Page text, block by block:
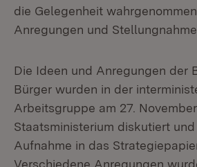
die Gelegenheit
Anregungen und
Die Ideen und Anregungen der
Bürger wurden in der
Arbeitsgruppe am 27.
Staatsministerium diskutiert
Aufnahme in das
Verschiedene Anregungen